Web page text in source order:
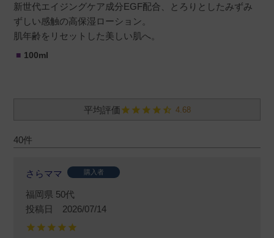
新世代エイジングケア成分EGF配合、とろりとしたみずみ
ずしい感触の高保湿ローション。
肌年齢をリセットした美しい肌へ。
100ml
4.68
40
さらママ 購入者
福岡県 50代
投稿日
2026/07/14